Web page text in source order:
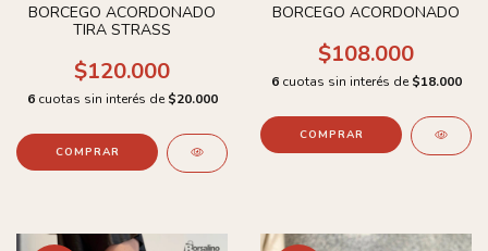
BORCEGO ACORDONADO
TIRA STRASS
$120.000
6 cuotas sin interés de $20.000
COMPRAR
BORCEGO ACORDONADO
$108.000
6 cuotas sin interés de $18.000
COMPRAR